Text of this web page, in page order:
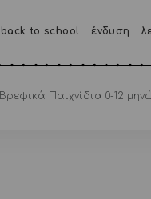
back to school ένδυση
Βρεφικά Παιχνίδια 0-12